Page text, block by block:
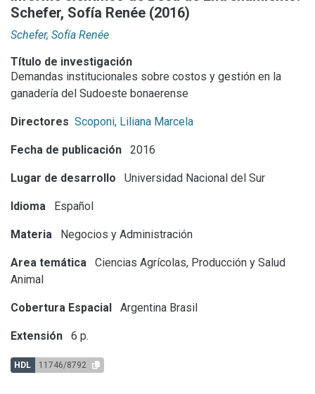
Statistics
Schefer, Sofía Renée (2016)
Schefer, Sofía Renée
Título de investigación
Demandas institucionales sobre costos y gestión en la
ganadería del Sudoeste bonaerense
Directores Scoponi, Liliana Marcela
Fecha de publicación 2016
Lugar de desarrollo Universidad Nacional del Sur
Idioma Español
Materia Negocios y Administración
Area temática
Ciencias Agrícolas, Producción y Salud
Animal
Cobertura Espacial Argentina Brasil
Extensión 6 p.
HDL 11746/8792